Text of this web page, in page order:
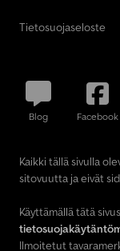
Tietosuojaseloste
Blog Facebook
Kaikki tällä sivulla
sitovuutta ja eivät
Käyttämällä tätä
Ilmoitetut